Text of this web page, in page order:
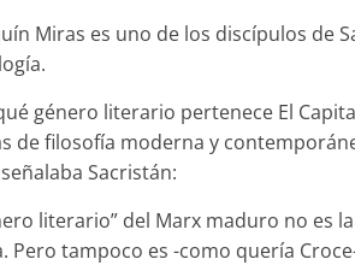
Miras es uno de los discípulos de
género literario pertenece El
de filosofía moderna y
Sacristán:
literario” del Marx maduro no es
Pero tampoco es -como quería